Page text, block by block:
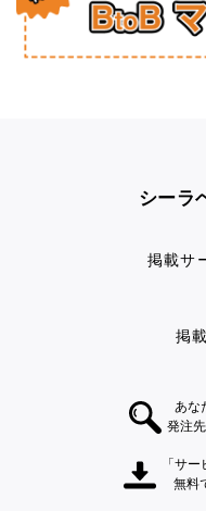
シーラ
掲載サ
掲
あな
発注
「サ
無料